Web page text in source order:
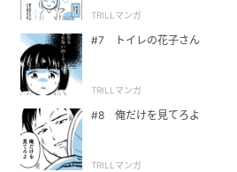
TRILLマンガ
#7 トイレの花子さん
TRILLマンガ
#8 俺だけを見てろよ
TRILLマンガ